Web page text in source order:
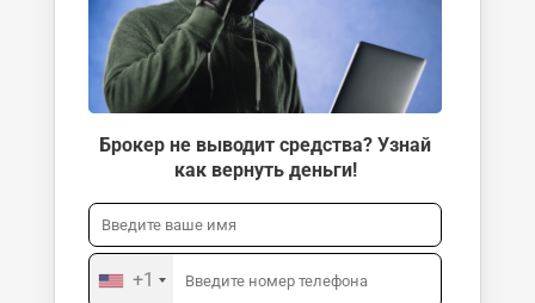
Брокер не выводит средства? Узнай
как вернуть деньги!
+1